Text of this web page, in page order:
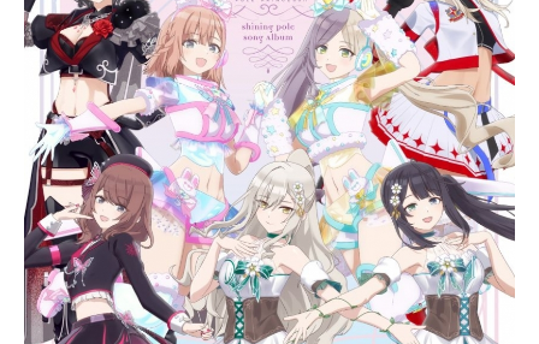
い」と蔑まれていた。そんなボッジ
にできた初めての友達、カゲ。カゲ
との出会い、そして小さな勇気によ
って、ボッジの人生は大きく動きだ
す――――。作品名王様ランキング
放送形態TVアニメスケジュール2021
年10月14日（木）～2021年3月24日
（木）フジテレビ“ノイタミナ”ほか話
数全23話キャストボッジ：日向未南
カゲ：村瀬歩ダイダ：梶裕貴ヒリン
グ：佐藤利奈ドーマス：江口拓也ベ
ビン：上田燿司アピス：安元洋貴ド
ルーシ：田所陽向ホクロ：山下大輝